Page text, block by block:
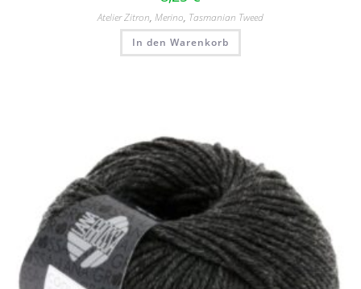
Atelier Zitron, Merino, Tasmanian Tweed
In den Warenkorb